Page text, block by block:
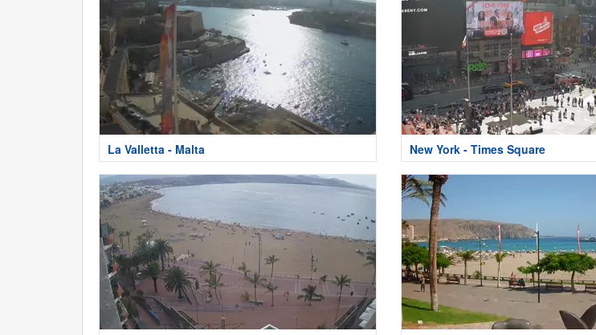
La Valletta - Malta New York - Times Square